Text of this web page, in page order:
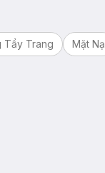
Tẩy Trang Mặt Nạ